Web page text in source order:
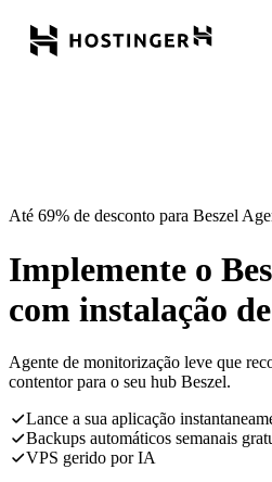
Até 69% de desconto para Beszel
Implemente o
com instalação
Agente de monitorização leve que
contentor para o seu hub Beszel.
Lance a sua aplicação
Backups automáticos semanais
VPS gerido por IA